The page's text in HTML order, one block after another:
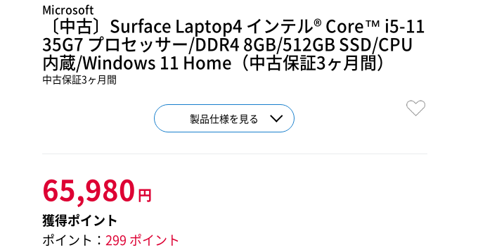
Microsoft
〔中古〕Surface Laptop4 インテル® Core™ i5-11
35G7 プロセッサー/DDR4 8GB/512GB SSD/CPU
内蔵/Windows 11 Home（中古保証3ヶ月間）
中古保証3ヶ月間
製品仕様を見る
65,980 円
獲得ポイント
ポイント： 299 ポイント